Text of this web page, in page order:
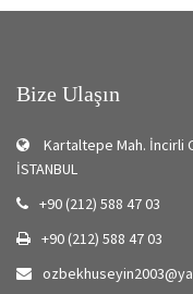
Bize Ulaşın
Kartaltepe Mah. İncirli
İSTANBUL
+90 (212) 588 47 03
+90 (212) 588 47 03